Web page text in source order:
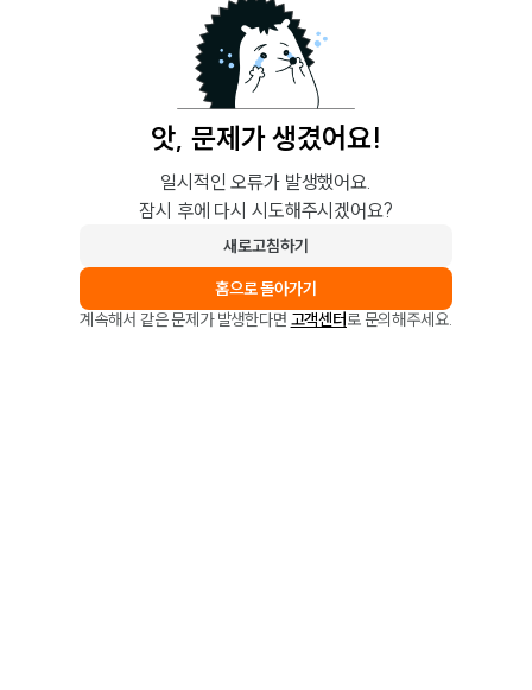
앗, 문제가 생겼어요!
일시적인 오류가 발생했어요.
잠시 후에 다시 시도해주시겠어요?
새로고침하기
홈으로 돌아가기
계속해서 같은 문제가 발생한다면 고객센터로 문의해주세요.